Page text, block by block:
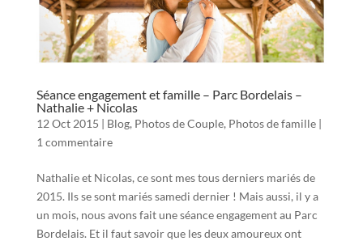
Séance engagement et famille – Parc Bordelais –
Nathalie + Nicolas
12 Oct 2015 | Blog, Photos de Couple, Photos de famille|
1 commentaire
Nathalie et Nicolas, ce sont mes tous derniers mariés de
2015. Ils se sont mariés samedi dernier ! Mais aussi, il y a
un mois, nous avons fait une séance engagement au Parc
Bordelais. Et il faut savoir que les deux amoureux ont